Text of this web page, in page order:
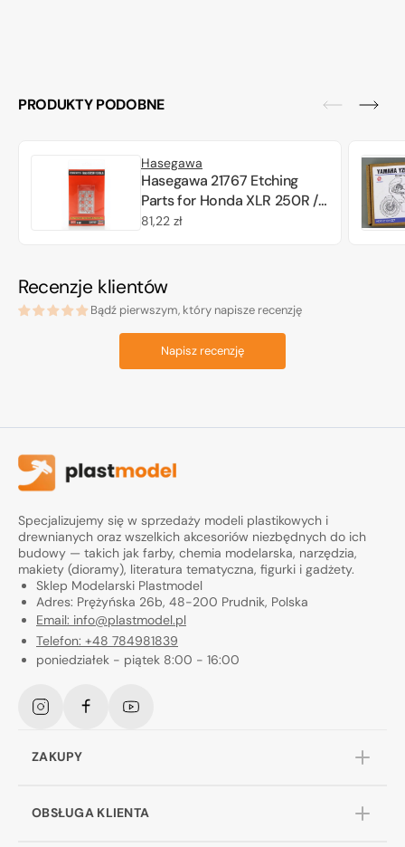
PRODUKTY PODOBNE
Hasegawa
Hasegawa 21767 Etching
Parts for Honda XLR 250R /
XLR Baja 1/12
Cena
81,22 zł
Recenzje klientów
Bądź pierwszym, który napisze recenzję
Napisz recenzję
Specjalizujemy się w sprzedaży modeli plastikowych i
drewnianych oraz wszelkich akcesoriów niezbędnych do ich
budowy — takich jak farby, chemia modelarska, narzędzia,
makiety (dioramy), literatura tematyczna, figurki i gadżety.
Sklep Modelarski Plastmodel
Adres: Prężyńska 26b, 48-200 Prudnik, Polska
Email: info@plastmodel.pl
Telefon: +48 784981839
poniedziałek - piątek 8:00 - 16:00
InstagramFacebookYouTube
ZAKUPY
OBSŁUGA KLIENTA